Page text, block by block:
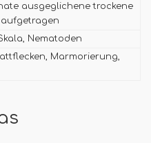
ausgeglichene trockene
Nematoden
Marmorierung,